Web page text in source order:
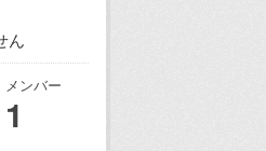
ん
メンバー
1